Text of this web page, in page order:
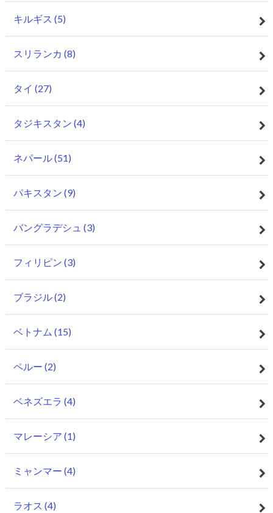
キルギス (5)
スリランカ (8)
タイ (27)
タジキスタン (4)
ネパール(51)
パキスタン (9)
バングラデシュ (3)
フィリピン (3)
ブラジル(2)
ベトナム (15)
ペルー (2)
ベネズエラ (4)
マレーシア (1)
ミャンマー (4)
ラオス (4)